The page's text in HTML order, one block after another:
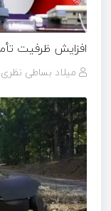
افزایش ظرفیت
میلاد بساطی نظری